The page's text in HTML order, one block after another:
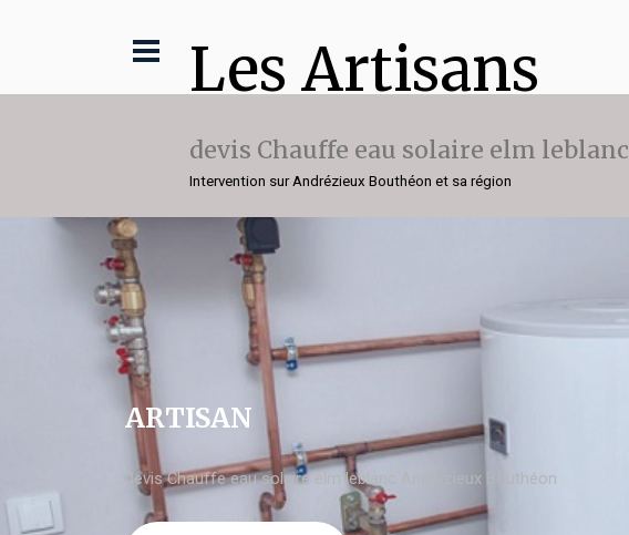
Les Artisans
devis Chauffe eau solaire elm leblanc
Intervention sur Andrézieux Bouthéon et sa région
ARTISAN
devis Chauffe eau solaire elm leblanc Andrézieux Bouthéon